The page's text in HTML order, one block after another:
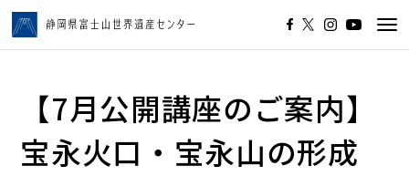
【7月公開講座のご案内】
宝永火口・宝永山の形成